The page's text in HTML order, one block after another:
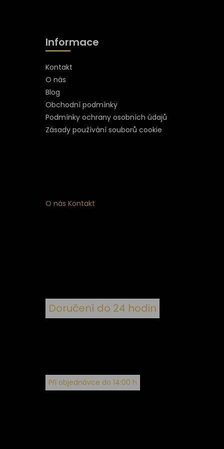
Informace
Kontakt
O nás
Blog
Obchodní podmínky
Podmínky ochrany osobních údajů
Zásady používání souborů cookie
O nás Kontakt
Doručení do 24 hodin
Při objednávce do 14:00 h